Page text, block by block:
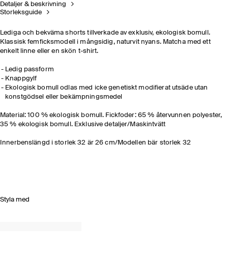
Detaljer & beskrivning
Storleksguide
Lediga och bekväma shorts tillverkade av exklusiv, ekologisk bomull.
Klassisk femficksmodell i mångsidig, naturvit nyans. Matcha med ett
enkelt linne eller en skön t-shirt.
Ledig passform
Knappgylf
Ekologisk bomull odlas med icke genetiskt modifierat utsäde utan
konstgödsel eller bekämpningsmedel
Material: 100 % ekologisk bomull. Fickfoder: 65 % återvunnen polyester,
35 % ekologisk bomull. Exklusive detaljer/Maskintvätt
Innerbenslängd i storlek 32 är 26 cm/Modellen bär storlek 32
Styla med